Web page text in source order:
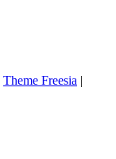
Theme Freesia |